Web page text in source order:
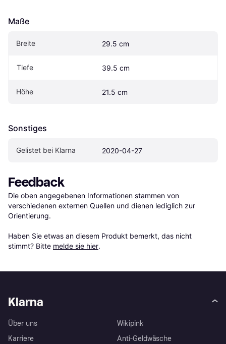
Maße
Breite 29.5 cm
Tiefe 39.5 cm
Höhe 21.5 cm
Sonstiges
Gelistet bei Klarna 2020-04-27
Feedback
Die oben angegebenen Informationen stammen von
verschiedenen externen Quellen und dienen lediglich zur
Orientierung.
Haben Sie etwas an diesem Produkt bemerkt, das nicht
stimmt? Bitte melde sie hier.
Klarna
Über uns
Karriere
Wikipink
Anti-Geldwäsche